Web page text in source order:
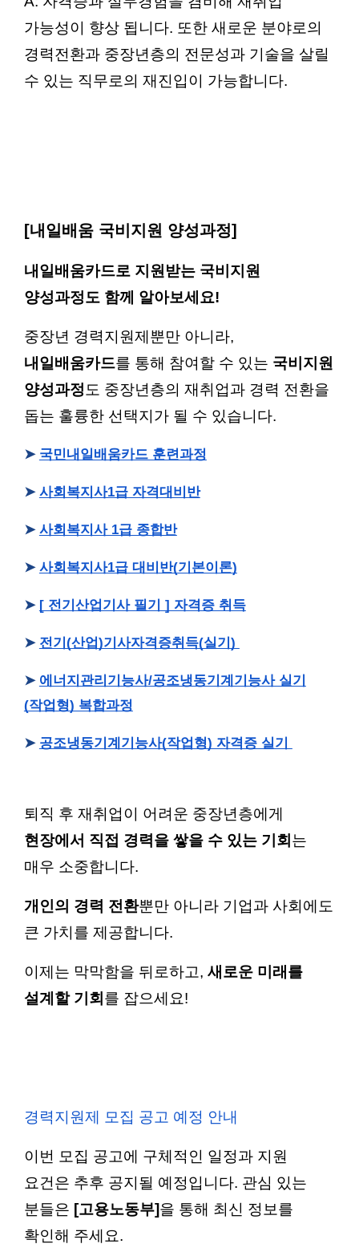
가능성이 향상 됩니다. 또한 새로운 분야로의
경력전환과 중장년층의 전문성과 기술을 살릴
수 있는 직무로의 재진입이 가능합니다.
[내일배움 국비지원 양성과정]
내일배움카드로 지원받는 국비지원
양성과정도 함께 알아보세요!
중장년 경력지원제뿐만 아니라,
내일배움카드를 통해 참여할 수 있는 국비지원
양성과정도 중장년층의 재취업과 경력 전환을
돕는 훌륭한 선택지가 될 수 있습니다.
➤ 국민내일배움카드 훈련과정
➤ 사회복지사1급 자격대비반
➤ 사회복지사 1급 종합반
➤ 사회복지사1급 대비반(기본이론)
➤ [ 전기산업기사 필기 ] 자격증 취득
➤ 전기(산업)기사자격증취득(실기)
➤ 에너지관리기능사/공조냉동기계기능사 실기
(작업형) 복합과정
➤ 공조냉동기계기능사(작업형) 자격증 실기
퇴직 후 재취업이 어려운 중장년층에게
현장에서 직접 경력을 쌓을 수 있는 기회 는
매우 소중합니다.
개인의 경력 전환뿐만 아니라 기업과 사회에도
큰 가치를 제공합니다.
이제는 막막함을 뒤로하고, 새로운 미래를
설계할 기회 를 잡으세요!
경력지원제 모집 공고 예정 안내
이번 모집 공고에 구체적인 일정과 지원
요건은 추후 공지될 예정입니다. 관심 있는
분들은 [고용노동부]을 통해 최신 정보를
확인해 주세요.